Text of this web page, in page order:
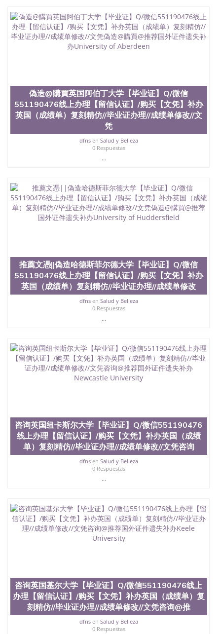
偽造@購買英国阿伯丁大学【毕业证】Q/微信
551190476线上办理【留信认证】/购买【文凭】补办
英国（成绩单）复刻精仿//毕业证办理//成绩单修改//文
凭
dfnsen Salud y Belleza
0 Respuestas
...
推薦文憑||偽造哈德斯菲尔德大学【毕业证】Q/微信
551190476线上办理【留信认证】/购买【文凭】补办
英国（成绩单）复刻精仿//毕业证办理//成绩单修改
dfnsen Salud y Belleza
0 Respuestas
...
咨询英国纽卡斯尔大学【毕业证】Q/微信551190476
线上办理【留信认证】/购买【文凭】补办英国（成绩
单）复刻精仿//毕业证办理//成绩单修改//文凭咨询
dfnsen Salud y Belleza
0 Respuestas
...
咨询英国基尔大学【毕业证】Q/微信551190476线上
办理【留信认证】/购买【文凭】补办英国（成绩单）复
刻精仿//毕业证办理//成绩单修改//文凭咨询@推
dfnsen Salud y Belleza
0 Respuestas